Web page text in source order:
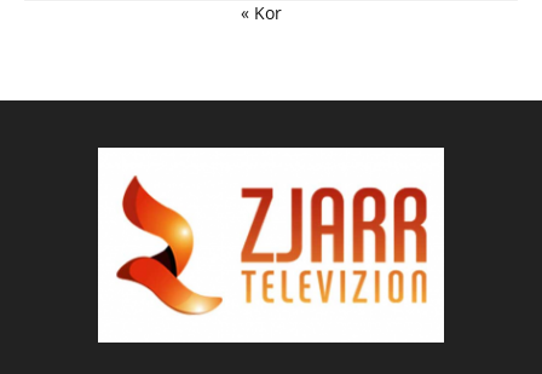
« Kor